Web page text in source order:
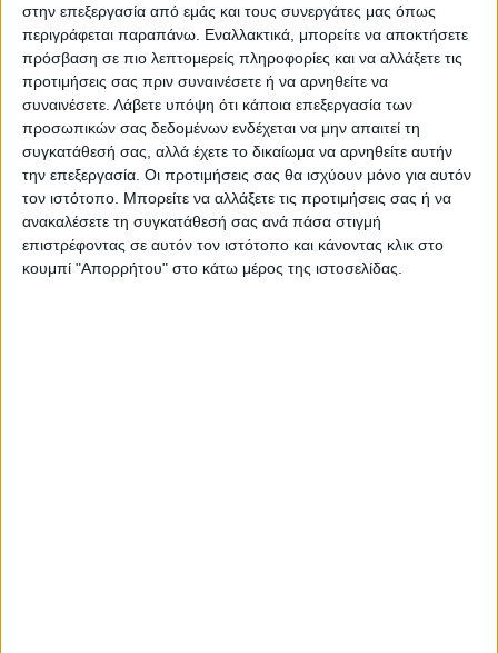
στην επεξεργασία από εμάς και τους συνεργάτες μας όπως
περιγράφεται παραπάνω. Εναλλακτικά, μπορείτε να αποκτήσετε
πρόσβαση σε πιο λεπτομερείς πληροφορίες και να αλλάξετε τις
προτιμήσεις σας πριν συναινέσετε ή να αρνηθείτε να
συναινέσετε. Λάβετε υπόψη ότι κάποια επεξεργασία των
προσωπικών σας δεδομένων ενδέχεται να μην απαιτεί τη
συγκατάθεσή σας, αλλά έχετε το δικαίωμα να αρνηθείτε αυτήν
την επεξεργασία. Οι προτιμήσεις σας θα ισχύουν μόνο για αυτόν
τον ιστότοπο. Μπορείτε να αλλάξετε τις προτιμήσεις σας ή να
ανακαλέσετε τη συγκατάθεσή σας ανά πάσα στιγμή
επιστρέφοντας σε αυτόν τον ιστότοπο και κάνοντας κλικ στο
κουμπί "Απορρήτου" στο κάτω μέρος της ιστοσελίδας.
βοσκοτόπια τους και τα όμορφα τοπία
θα αντικατασταθούν με βιομηχανικές
ζώνες.
Είναι αποδεδειγμένο ότι τα λεγόμενα
των επενδυτών και των υποστηρικτών
τους για φθηνότερο ρεύμα δεν έχουν
βάση αφού μέσω των παραδειγμάτων
από την Εύβοια και άλλων περιοχών
της Ευρώπης οι κάτοικοι είδαν
μηδαμινή διάφορα στο λογαριασμό του